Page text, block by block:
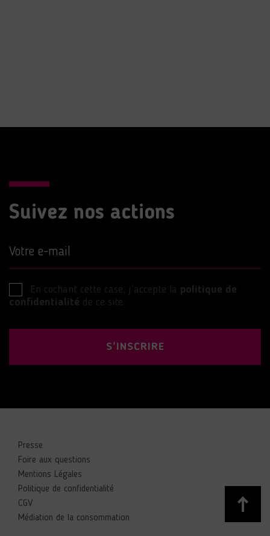
Suivez nos actions
Votre e-mail
En cochant cette case, j’accepte la politique de
confidentialité de ce site.
S'INSCRIRE
Presse
Foire aux questions
Mentions Légales
Politique de confidentialité
CGV
Médiation de la consommation